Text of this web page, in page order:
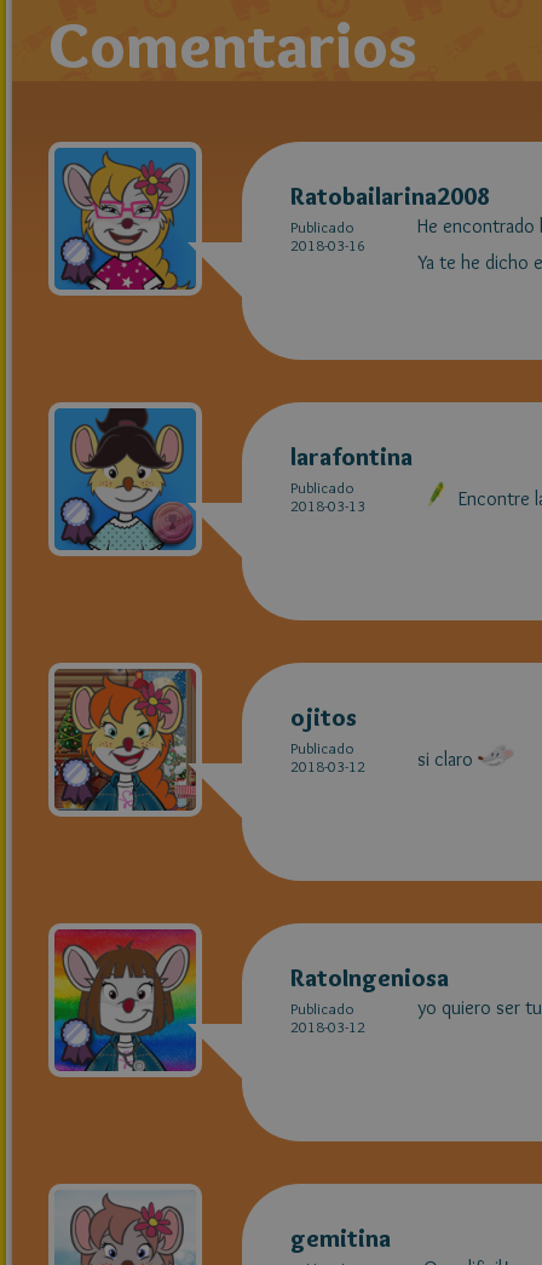
Comentarios
Ratobailarina2008
Publicado
2018-03-16
He encontrado
Ya te he dicho
larafontina
Publicado
2018-03-13
Encontre
ojitos
Publicado
2018-03-12
si claro
RatoIngeniosa
Publicado
2018-03-12
yo quiero ser tu
gemitina